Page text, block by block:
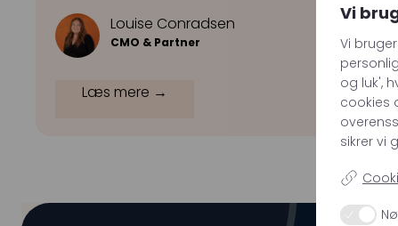
Louise Conradsen
CMO & Partner
Læs mere →
Vi
Vi
og luk',
cookies
sikrer vi